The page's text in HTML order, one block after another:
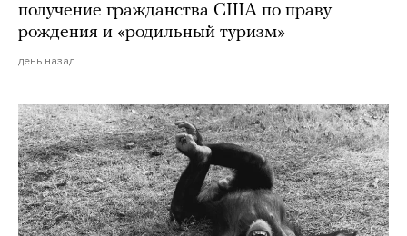
получение гражданства США по праву
рождения и «родильный туризм»
день назад